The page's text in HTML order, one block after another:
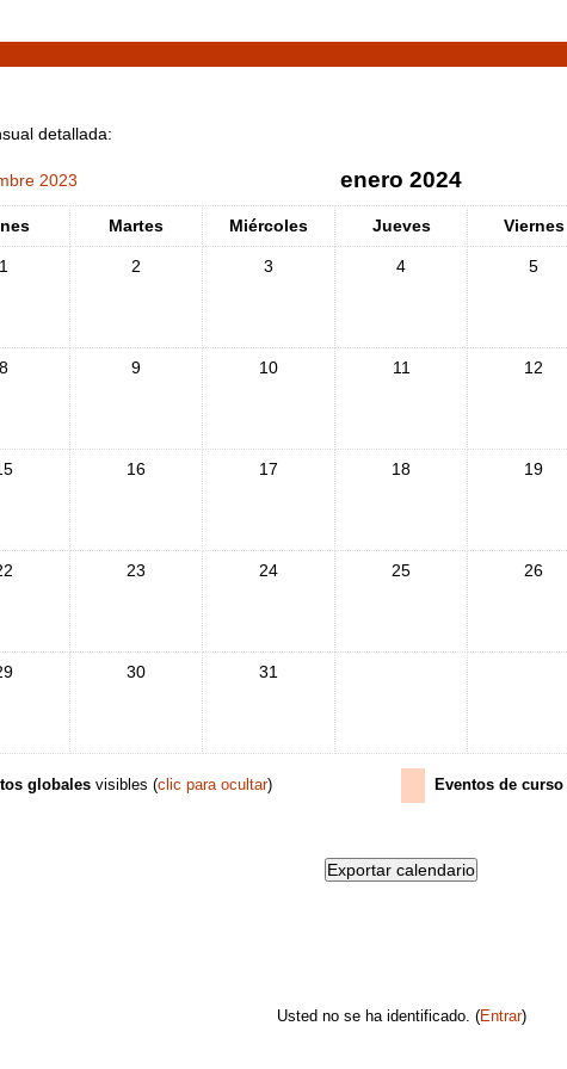
detallada:
2023 enero 2024
Martes Miércoles Jueves Viernes
1 2 3 4 5
8 9 10 11 12
16 17 18 19
23 24 25 26
30 31
globales visibles (clic para ocultar) Eventos de curso
Usted no se ha identificado. (Entrar)